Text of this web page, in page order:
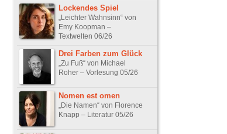
Lockendes Spiel
„Leichter Wahnsinn“ von
Emy Koopman –
Textwelten 06/26
Drei Farben zum Glück
„Zu Fuß“ von Michael
Roher – Vorlesung 05/26
Nomen est omen
„Die Namen“ von Florence
Knapp – Literatur 05/26